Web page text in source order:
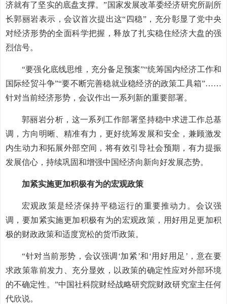
济就有了坚实的底盘支撑。”国家发展改革委经济研究所副所
长郭丽岩表示，会议首次提出这“四稳”，充分彰显了党中央
对经济形势的全面科学把握，释放了扎实稳住经济大盘的强
烈信号。
“要强化底线思维，充分备足预案”“统筹国内经济工作和
国际经贸斗争”“要不断完善稳就业稳经济的政策工具箱”……
针对当前经济形势，会议作出一系列新的重要部署。
郭丽岩分析，这一系列工作部署坚持稳中求进工作总基
调，方向明晰、精准有力，更好统筹发展和安全，兼顾激发
内生动力和拓展外部空间，将有效引导社会预期，有力提振
发展信心，持续巩固和增强中国经济向新向好发展态势。
加紧实施更加积极有为的宏观政策
宏观政策是经济保持平稳运行的重要推动力。会议强
调，要加紧实施更加积极有为的宏观政策，用好用足更加积
极的财政政策和适度宽松的货币政策。
“针对当前形势，会议强调‘加紧’和‘用好用足’，意在要
求政策靠前发力、充分显效，以政策的确定性应对外部环境
的不确定性。”中国社科院财经战略研究院财政研究室主任何
代欣说。